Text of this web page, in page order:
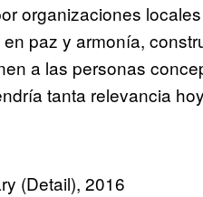
organizaciones
paz y armonía,
a las personas
tanta relevancia
(Detail), 2016